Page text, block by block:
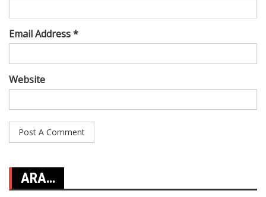
Email Address *
Website
ARA…